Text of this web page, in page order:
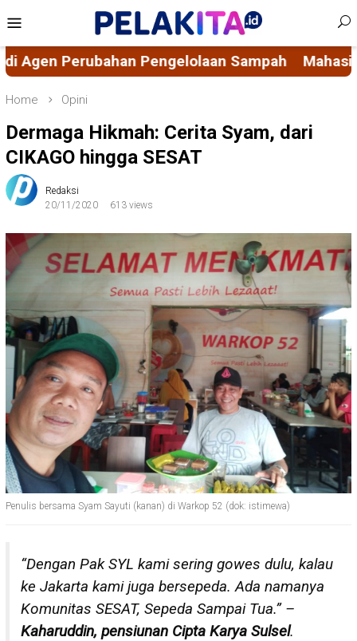
to
content
Menu
Sampah Mahasiswa KKN-PK 69 Desa
Home Opini
Dermaga Hikmah: Cerita Syam, dari
CIKAGO hingga SESAT
Redaksi
20/11/2020
613 views
Penulis bersama Syam Sayuti (kanan) di Warkop 52 (dok: istimewa)
“Dengan Pak SYL kami sering gowes dulu, kalau
ke Jakarta kami juga bersepeda. Ada namanya
Komunitas SESAT, Sepeda Sampai Tua.” –
Kaharuddin, pensiunan Cipta Karya Sulsel.